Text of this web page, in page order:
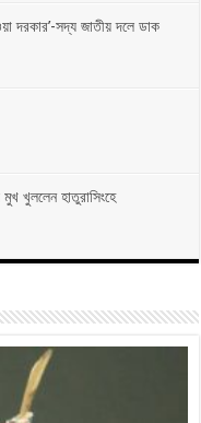
দরকার’-সদ্য জাতীয় দলে ডাক
খুললেন হাতুরাসিংহে